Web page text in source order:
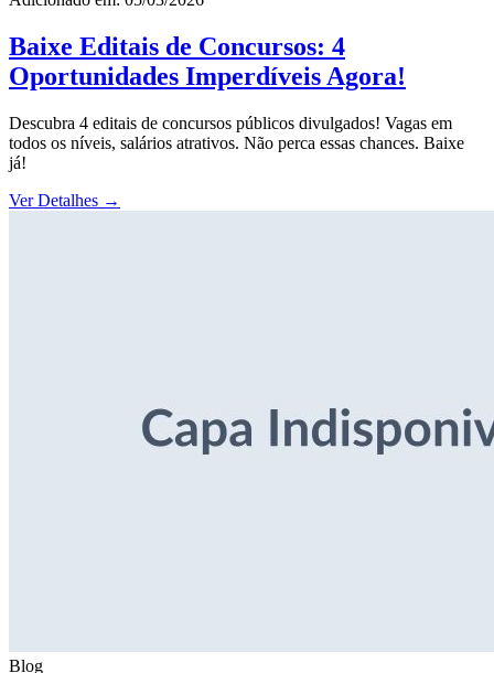
Baixe Editais de Concursos: 4
Oportunidades Imperdíveis Agora!
Descubra 4 editais de concursos públicos divulgados! Vagas em
todos os níveis, salários atrativos. Não perca essas chances. Baixe
já!
Ver Detalhes →
Blog